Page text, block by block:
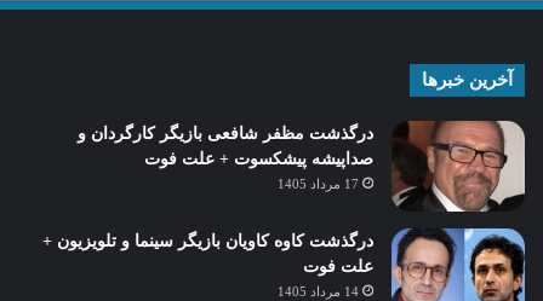
آخرین خبرها
درگذشت مظفر شافعی بازیگر کارگردان و
صداپیشه پیشکسوت + علت فوت
17 مرداد 1405
درگذشت کاوه کاویان بازیگر سینما و تلویزیون +
علت فوت
14 مرداد 1405